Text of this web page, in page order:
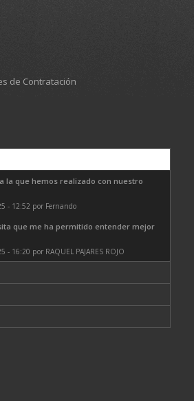
de Contratación
la que hemos realizado con nuestro
- 12:52 por Fernando
que me ha permitido entender mejor
- 16:20 por RAQUEL PAJARES ROJO